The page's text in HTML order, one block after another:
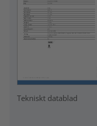
Tekniskt datablad